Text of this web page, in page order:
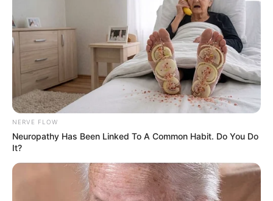
NERVE FLOW
Neuropathy Has Been Linked To A Common Habit. Do You Do
It?